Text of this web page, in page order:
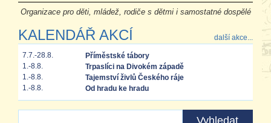
Organizace pro děti, mládež, rodiče s dětmi i samostatné dospělé
KALENDÁŘ AKCÍ další akce...
7.7.-28.8.
Příměstské tábory
1.-8.8.
Trpaslíci na Divokém západě
1.-8.8.
Tajemství živlů Českého ráje
1.-8.8.
Od hradu ke hradu